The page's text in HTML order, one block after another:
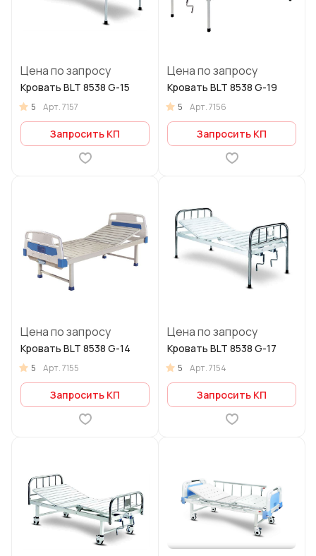
Цена по запросу
Кровать BLT 8538 G-15
5 Арт.7157
Запросить КП
Цена по запросу
Кровать BLT 8538 G-19
5 Арт.7156
Запросить КП
Цена по запросу
Кровать BLT 8538 G-14
5 Арт.7155
Запросить КП
Цена по запросу
Кровать BLT 8538 G-17
5 Арт.7154
Запросить КП